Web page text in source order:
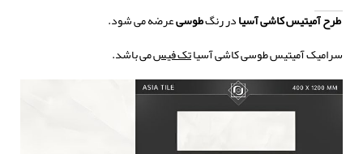
طرح آمیتیسکاشیآسیادر رنگطوسیعرضه می شود.
سرامیک آمیتیس طوسی کاشی آسیاتک فیسمی باشد.